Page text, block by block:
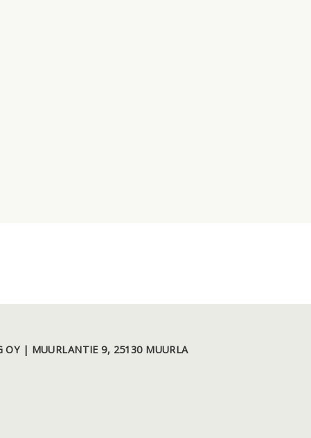
OY | MUURLANTIE 9, 25130 MUURLA